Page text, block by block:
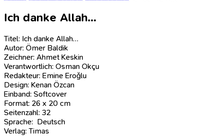
Ich danke Allah…
Titel: Ich danke Allah…
Autor: Ömer Baldik
Zeichner: Ahmet Keskin
Verantwortlich: Osman Okçu
Redakteur: Emine Eroǧlu
Design: Kenan Özcan
Einband: Softcover
Format: 26 x 20 cm
Seitenzahl: 32
Sprache: Deutsch
Verlag: Timas